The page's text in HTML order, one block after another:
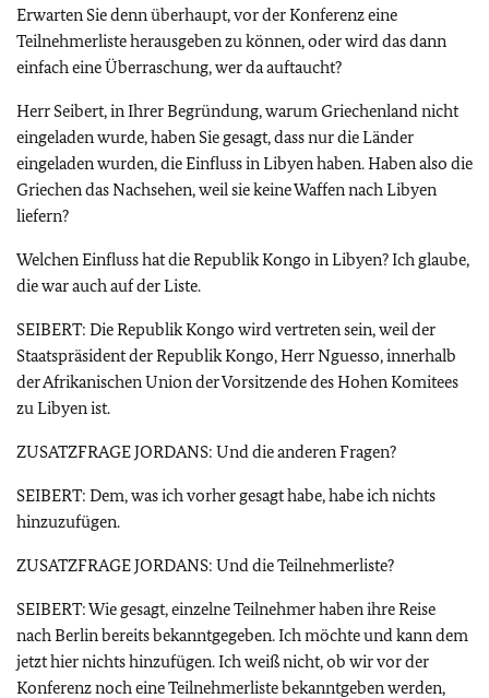
Erwarten Sie denn überhaupt, vor der Konferenz eine
Teilnehmerliste herausgeben zu können, oder wird das dann
einfach eine Überraschung, wer da auftaucht?
Herr Seibert, in Ihrer Begründung, warum Griechenland nicht
eingeladen wurde, haben Sie gesagt, dass nur die Länder
eingeladen wurden, die Einfluss in Libyen haben. Haben also die
Griechen das Nachsehen, weil sie keine Waffen nach Libyen
liefern?
Welchen Einfluss hat die Republik Kongo in Libyen? Ich glaube,
die war auch auf der Liste.
SEIBERT: Die Republik Kongo wird vertreten sein, weil der
Staatspräsident der Republik Kongo, Herr Nguesso, innerhalb
der Afrikanischen Union der Vorsitzende des Hohen Komitees
zu Libyen ist.
ZUSATZFRAGE JORDANS: Und die anderen Fragen?
SEIBERT: Dem, was ich vorher gesagt habe, habe ich nichts
hinzuzufügen.
ZUSATZFRAGE JORDANS: Und die Teilnehmerliste?
SEIBERT: Wie gesagt, einzelne Teilnehmer haben ihre Reise
nach Berlin bereits bekanntgegeben. Ich möchte und kann dem
jetzt hier nichts hinzufügen. Ich weiß nicht, ob wir vor der
Konferenz noch eine Teilnehmerliste bekanntgeben werden,